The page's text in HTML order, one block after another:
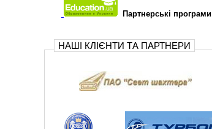
Партнерські програми
НАШІ КЛІЄНТИ ТА ПАРТНЕРИ